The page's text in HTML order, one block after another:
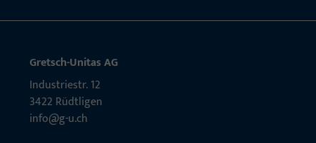
Gretsch-Unitas AG
Indu­s­triestr. 12
3422 Rüdt­ligen
info@g-u.ch